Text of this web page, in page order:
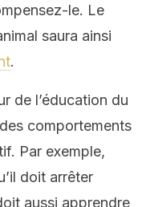
le. Le
saura ainsi
.
de l’éducation du
comportements
Par exemple,
doit arrêter
aussi apprendre